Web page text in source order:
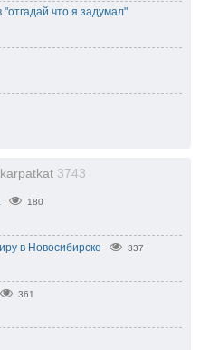
"отгадай что я задумал"
3743
180
в Новосибирске 337
361